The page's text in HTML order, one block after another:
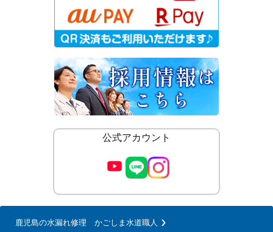
公式アカウント
鹿児島の水漏れ修理 かごしま水道職人